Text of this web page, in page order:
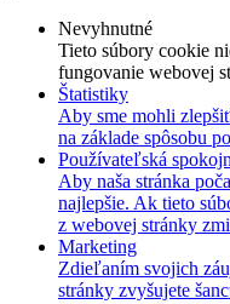
Nevyhnutné
Tieto súbory cookie
fungovanie webovej
Štatistiky
Aby sme mohli
na základe spôsobu
Používateľská
Aby naša stránka
najlepšie. Ak tieto
z webovej stránky
Marketing
Zdieľaním svojich
stránky zvyšujete